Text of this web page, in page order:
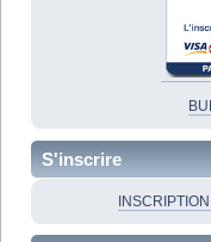
S'inscrire